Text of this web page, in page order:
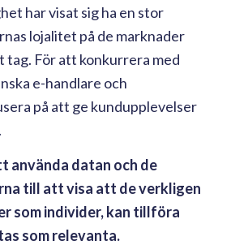
har visat sig ha en stor
lojalitet på de marknader
tag. För att konkurrera med
e-handlare och
på att ge kundupplevelser
använda datan och de
till att visa att de verkligen
som individer, kan tillföra
som relevanta.